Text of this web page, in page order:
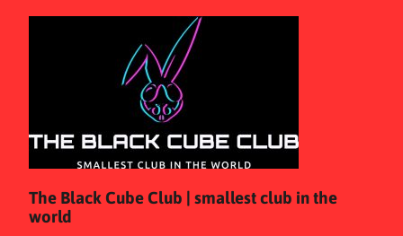
The Black Cube Club | smallest club in the
world